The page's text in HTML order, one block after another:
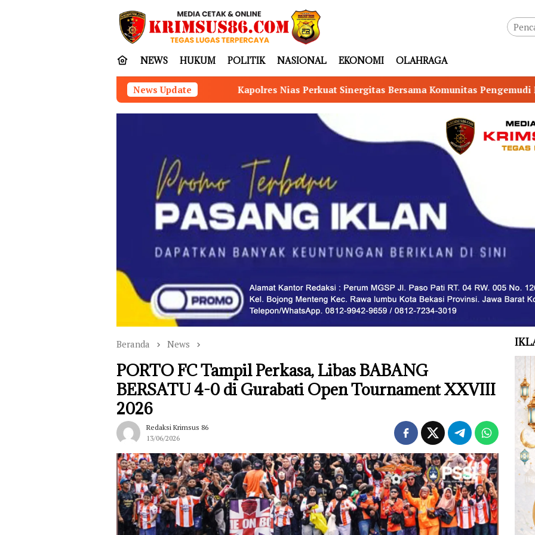
NEWS HUKUM POLITIK NASIONAL EKONOMI OLAHRAGA
News Update
Kapolres Nias Perkuat Sinergitas Bersama Komunitas Pengemudi Maxim, Ojol Didorong Jadi
Beranda News
PORTO FC Tampil Perkasa, Libas BABANG
BERSATU 4-0 di Gurabati Open Tournament XXVIII
2026
Redaksi Krimsus 86
13/06/2026